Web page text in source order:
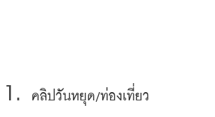
คลิปวันหยุด/ท่องเที่ยว